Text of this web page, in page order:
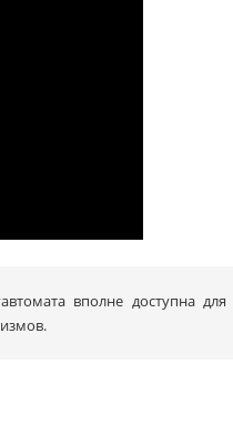
вполне доступна для